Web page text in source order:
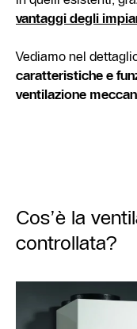
vantaggi degli
Vediamo nel
caratteristiche e
ventilazione
Cos’è la
controllata?